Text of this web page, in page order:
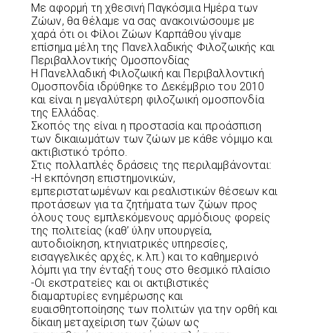
Με αφορμή τη χθεσινή Παγκόσμια Ημέρα των
Ζώων, θα θέλαμε να σας ανακοινώσουμε με
χαρά ότι οι Φίλοι Ζώων Καρπάθου γίναμε
επίσημα μέλη της Πανελλαδικής Φιλοζωικής και
Περιβαλλοντικής Ομοσπονδίας
H Πανελλαδική Φιλοζωική και Περιβαλλοντική
Ομοσπονδία ιδρύθηκε το Δεκέμβριο του 2010
και είναι η μεγαλύτερη φιλοζωική ομοσπονδία
της Ελλάδας.
Σκοπός της είναι η προστασία και προάσπιση
των δικαιωμάτων των ζώων με κάθε νόμιμο και
ακτιβιστικό τρόπο.
Στις πολλαπλές δράσεις της περιλαμβάνονται:
-Η εκπόνηση επιστημονικών,
εμπεριστατωμένων και ρεαλιστικών θέσεων και
προτάσεων για τα ζητήματα των ζώων προς
όλους τους εμπλεκόμενους αρμόδιους φορείς
της πολιτείας (καθ’ ύλην υπουργεία,
αυτοδιοίκηση, κτηνιατρικές υπηρεσίες,
εισαγγελικές αρχές, κ.λπ.) και το καθημερινό
λόμπι για την ένταξή τους στο θεσμικό πλαίσιο
-Οι εκστρατείες και οι ακτιβιστικές
διαμαρτυρίες ενημέρωσης και
ευαισθητοποίησης των πολιτών για την ορθή και
δίκαιη μεταχείριση των ζώων ως